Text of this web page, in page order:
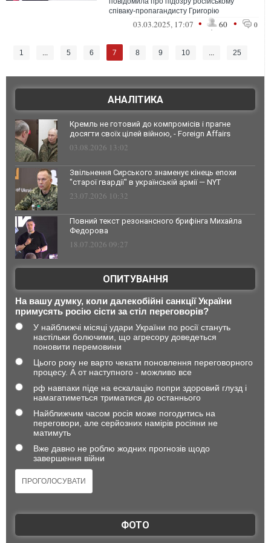
співаку-пропагандисту Григорію
Лепсверідзе (більш відомому за сценічним
03.03.2025, 17:07 • 60 • 0
1 ... 5 6 7 8 9 10 ... 25
АНАЛІТИКА
Кремль не готовий до компромісів і прагне
досягти своїх цілей війною, - Foreign Affairs
03.08.2026 13:02
Звільнення Сирського знаменує кінець епохи
"старої гвардії" в українській армії — NYT
23.07.2026 10:32
Повний текст резонансного брифінга Михайла
Федорова
18.07.2026 09:27
ОПИТУВАННЯ
На вашу думку, коли далекобійні санкції України
примусять росію сісти за стіл переговорів?
У найближчі місяці удари України по росії стануть
настільки болючими, що агресору доведеться
поновити перемовини
Цього року не варто чекати поновлення переговорного
процесу. А от наступного - можливо все
рф навпаки піде на ескалацію попри здоровий глузд і
намагатиметься триматися до останнього
Найближчим часом росія може погодитись на
переговори, але серйозних намірів росіяни не
матимуть
Вже давно не роблю жодних прогнозів щодо
завершення війни
ФОТО